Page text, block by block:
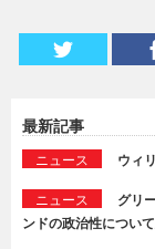
最新記事
ニュース ウィ
ニュース
グリ
ンドの政治性につい